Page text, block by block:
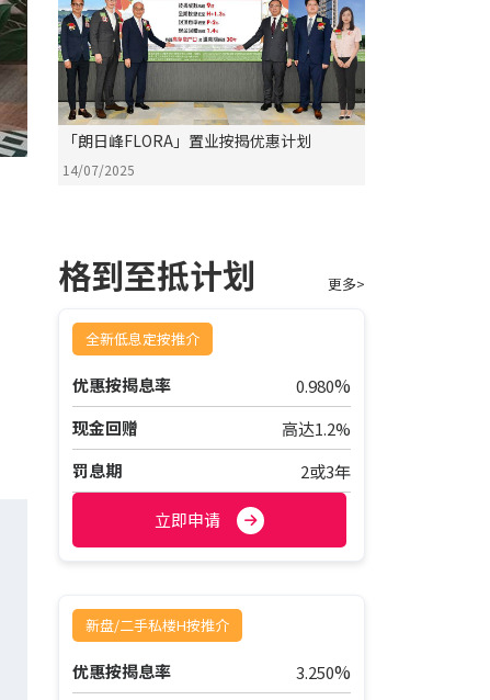
「朗日峰FLORA」置业按揭优惠计划
14/07/2025
格到至抵计划 更多>
全新低息定按推介
优惠按揭息率 0.980%
现金回赠
高达1.2%
罚息期
2或3年
立即申请
新盘/二手私楼H按推介
优惠按揭息率 3.250%